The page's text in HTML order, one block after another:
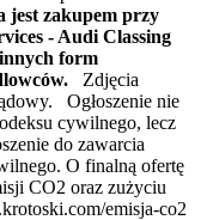
jest zakupem przy
- Audi Classing
form
Zdjęcia
Ogłoszenie nie
cywilnego, lecz
do zawarcia
O finalną ofertę
CO2 oraz zużyciu
emisja-co2